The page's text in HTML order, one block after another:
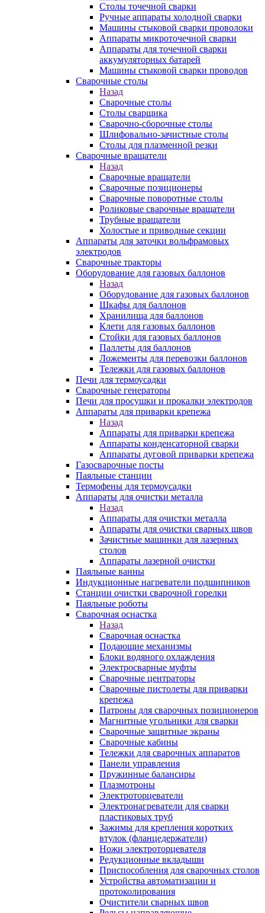
Столы точечной сварки
Ручные аппараты холодной сварки
Машины стыковой сварки проволоки
Аппараты микроточечной сварки
Аппараты для точечной сварки
аккумуляторных батарей
Машины стыковой сварки проводов
Сварочные столы
Назад
Сварочные столы
Столы сварщика
Сварочно-сборочные столы
Шлифовально-зачистные столы
Столы для плазменной резки
Сварочные вращатели
Назад
Сварочные вращатели
Сварочные позиционеры
Сварочные поворотные столы
Роликовые сварочные вращатели
Трубные вращатели
Холостые и приводные секции
Аппараты для заточки вольфрамовых
электродов
Сварочные тракторы
Оборудование для газовых баллонов
Назад
Оборудование для газовых баллонов
Шкафы для баллонов
Хранилища для баллонов
Клети для газовых баллонов
Стойки для газовых баллонов
Паллеты для баллонов
Ложементы для перевозки баллонов
Тележки для газовых баллонов
Печи для термоусадки
Сварочные генераторы
Печи для просушки и прокалки электродов
Аппараты для приварки крепежа
Назад
Аппараты для приварки крепежа
Аппараты конденсаторной сварки
Аппараты дуговой приварки крепежа
Газосварочные посты
Паяльные станции
Термофены для термоусадки
Аппараты для очистки металла
Назад
Аппараты для очистки металла
Аппараты для очистки сварных швов
Зачистные машинки для лазерных
столов
Аппараты лазерной очистки
Паяльные ванны
Индукционные нагреватели подшипников
Станции очистки сварочной горелки
Паяльные роботы
Сварочная оснастка
Назад
Сварочная оснастка
Подающие механизмы
Блоки водяного охлаждения
Электросварные муфты
Сварочные центраторы
Сварочные пистолеты для приварки
крепежа
Патроны для сварочных позиционеров
Магнитные угольники для сварки
Сварочные защитные экраны
Сварочные кабины
Тележки для сварочных аппаратов
Панели управления
Пружинные балансиры
Плазмотроны
Электроторцеватели
Электронагреватели для сварки
пластиковых труб
Зажимы для крепления коротких
втулок (фланцедержатели)
Ножи электроторцевателя
Редукционные вкладыши
Приспособления для сварочных столов
Устройства автоматизации и
протоколирования
Очистители сварных швов